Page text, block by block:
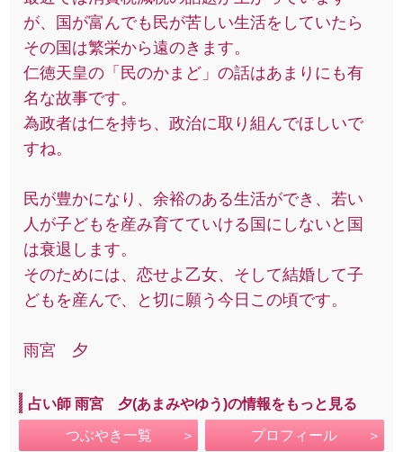
が、国が富んでも民が苦しい生活をしていたら
その国は繁栄から遠のきます。
仁徳天皇の「民のかまど」の話はあまりにも有
名な故事です。
為政者は仁を持ち、政治に取り組んでほしいで
すね。
民が豊かになり、余裕のある生活ができ、若い
人が子どもを産み育てていける国にしないと国
は衰退します。
そのためには、恋せよ乙女、そして結婚して子
どもを産んで、と切に願う今日この頃です。
雨宮 夕
占い師 雨宮 夕(あまみやゆう)の情報をもっと見る
つぶやき一覧 プロフィール